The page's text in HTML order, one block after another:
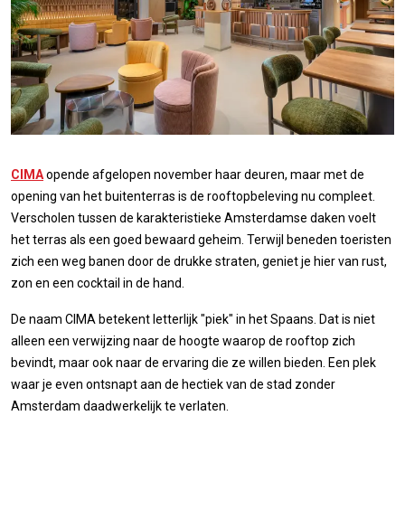
CIMAopende afgelopen november haar deuren, maar met de
opening van het buitenterras is de rooftopbeleving nu compleet.
Verscholen tussen de karakteristieke Amsterdamse daken voelt
het terras als een goed bewaard geheim. Terwijl beneden toeristen
zich een weg banen door de drukke straten, geniet je hier van rust,
zon en een cocktail in de hand.
De naam CIMA betekent letterlijk "piek" in het Spaans. Dat is niet
alleen een verwijzing naar de hoogte waarop de rooftop zich
bevindt, maar ook naar de ervaring die ze willen bieden. Een plek
waar je even ontsnapt aan de hectiek van de stad zonder
Amsterdam daadwerkelijk te verlaten.